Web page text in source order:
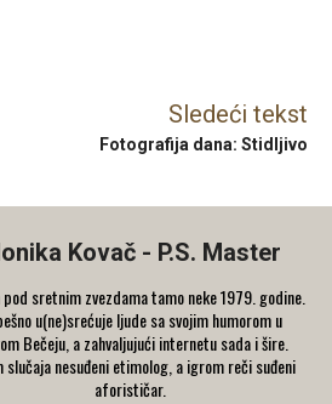
Sledeći tekst
Fotografija dana: Stidljivo
Kovač - P.S. Master
pod sretnim zvezdama tamo neke 1979. godine.
u(ne)srećuje ljude sa svojim humorom u
Bečeju, a zahvaljujući internetu sada i šire.
slučaja nesuđeni etimolog, a igrom reči suđeni
aforističar.